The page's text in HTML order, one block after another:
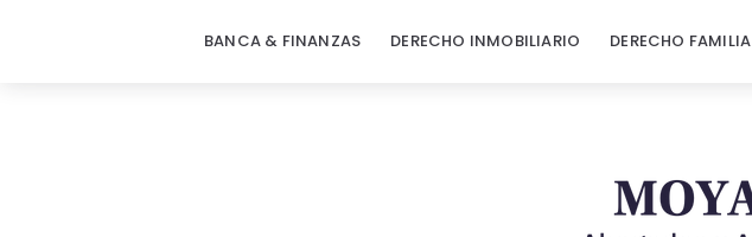
BANCA & FINANZAS DERECHO INMOBILIARIO DERECHO FAMILIA